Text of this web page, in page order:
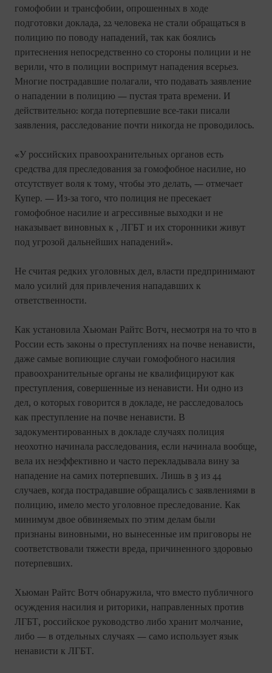
гомофобии и трансфобии, опрошенных в ходе
подготовки доклада, 22 человека не стали обращаться в
полицию по поводу нападений, так как боялись
притеснения непосредственно со стороны полиции и не
верили, что в полиции воспримут нападения всерьез.
Многие пострадавшие полагали, что подавать заявление
о нападении в полицию — пустая трата времени. И
действительно: когда потерпевшие все-таки писали
заявления, расследование почти никогда не проводилось.
«У российских правоохранительных органов есть
средства для преследования за гомофобное насилие, но
отсутствует воля к тому, чтобы это делать, — отмечает
Купер. — Из-за того, что полиция не пресекает
гомофобное насилие и агрессивные выходки и не
наказывает виновных к , ЛГБТ и их сторонники живут
под угрозой дальнейших нападений».
Не считая редких уголовных дел, власти предпринимают
мало усилий для привлечения нападавших к
ответственности.
Как установила Хьюман Райтс Вотч, несмотря на то что в
России есть законы о преступлениях на почве ненависти,
даже самые вопиющие случаи гомофобного насилия
правоохранительные органы не квалифицируют как
преступления, совершенные из ненависти. Ни одно из
дел, о которых говорится в докладе, не расследовалось
как преступление на почве ненависти. В
задокументированных в докладе случаях полиция
неохотно начинала расследования, если начинала вообще,
вела их неэффективно и часто перекладывала вину за
нападение на самих потерпевших. Лишь в 3 из 44
случаев, когда пострадавшие обращались с заявлениями в
полицию, имело место уголовное преследование. Как
минимум двое обвиняемых по этим делам были
признаны виновными, но вынесенные им приговоры не
соответствовали тяжести вреда, причиненного здоровью
потерпевших.
Хьюман Райтс Вотч обнаружила, что вместо публичного
осуждения насилия и риторики, направленных против
ЛГБТ, российское руководство либо хранит молчание,
либо — в отдельных случаях — само использует язык
ненависти к ЛГБТ.